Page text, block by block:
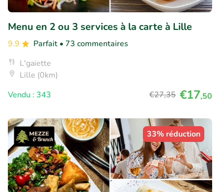
Menu en 2 ou 3 services à la carte à Lille
9.9 Parfait • 73 commentaires
L'gaiette
Lille (0km)
Vendu : 343
€27,35 €17,50
33% réduction